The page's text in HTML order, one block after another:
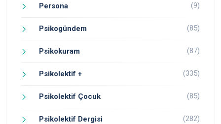
Persona (9)
Psikogündem (85)
Psikokuram (87)
Psikolektif + (335)
Psikolektif Çocuk (85)
Psikolektif Dergisi (282)